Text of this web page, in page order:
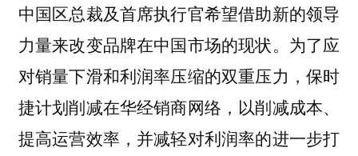
中国区总裁及首席执行官希望借助新的领导
力量来改变品牌在中国市场的现状。为了应
对销量下滑和利润率压缩的双重压力，保时
捷计划削减在华经销商网络，以削减成本、
提高运营效率，并减轻对利润率的进一步打